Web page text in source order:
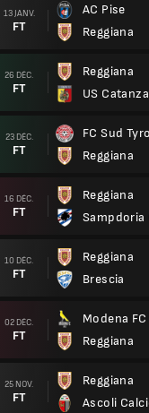
13 JANV.
FT
AC Pise
Reggiana
26 DÉC.
FT
Reggiana
US
23 DÉC.
FT
FC Sud
Reggiana
16 DÉC.
FT
Reggiana
Sampdoria
10 DÉC.
FT
Reggiana
Brescia
02 DÉC.
FT
Modena FC
Reggiana
25 NOV.
FT
Reggiana
Ascoli